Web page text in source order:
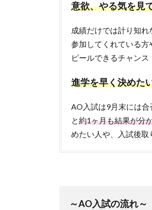
意欲、やる気を見
成績だけでは計り知
参加してくれている
ピールできるチャンス
進学を早く決めた
AO入試は9月末には
と約1ヶ月も結果が分
めたい人や、入試後
～AO入試の流れ～